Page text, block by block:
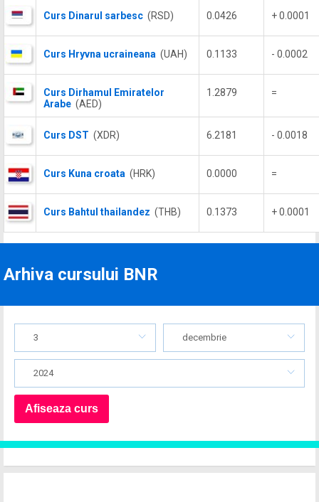
Curs Dinarul sarbesc (RSD) 0.0426 + 0.0001
Curs Hryvna ucraineana (UAH) 0.1133 - 0.0002
Curs Dirhamul Emiratelor
Arabe (AED)
1.2879 =
Curs DST (XDR) 6.2181 - 0.0018
Curs Kuna croata (HRK) 0.0000 =
Curs Bahtul thailandez (THB) 0.1373 + 0.0001
Arhiva cursului BNR
3 decembrie
2024